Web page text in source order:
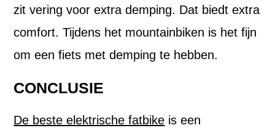
zit vering voor extra demping. Dat biedt extra
comfort. Tijdens het mountainbiken is het fijn
om een fiets met demping te hebben.
CONCLUSIE
De beste elektrische fatbike is een